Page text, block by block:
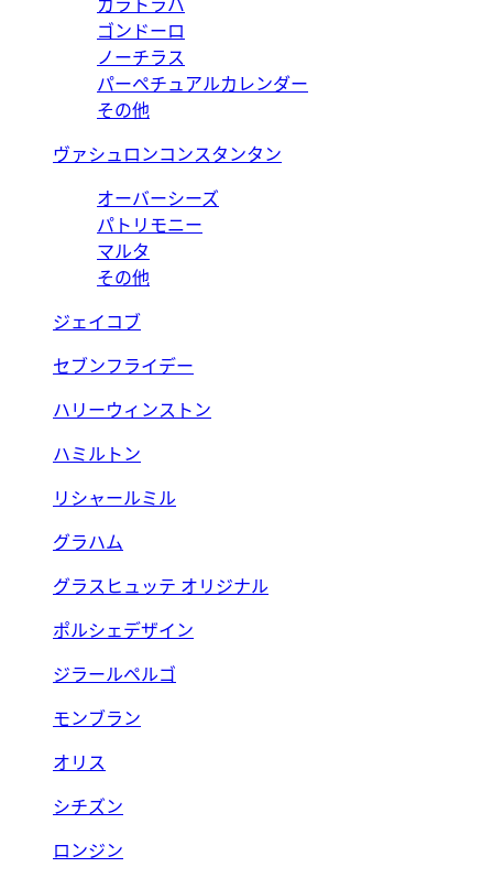
カラトラバ
ゴンドーロ
ノーチラス
パーペチュアルカレンダー
その他
ヴァシュロンコンスタンタン
オーバーシーズ
パトリモニー
マルタ
その他
ジェイコブ
セブンフライデー
ハリーウィンストン
ハミルトン
リシャールミル
グラハム
グラスヒュッテ オリジナル
ポルシェデザイン
ジラールペルゴ
モンブラン
オリス
シチズン
ロンジン